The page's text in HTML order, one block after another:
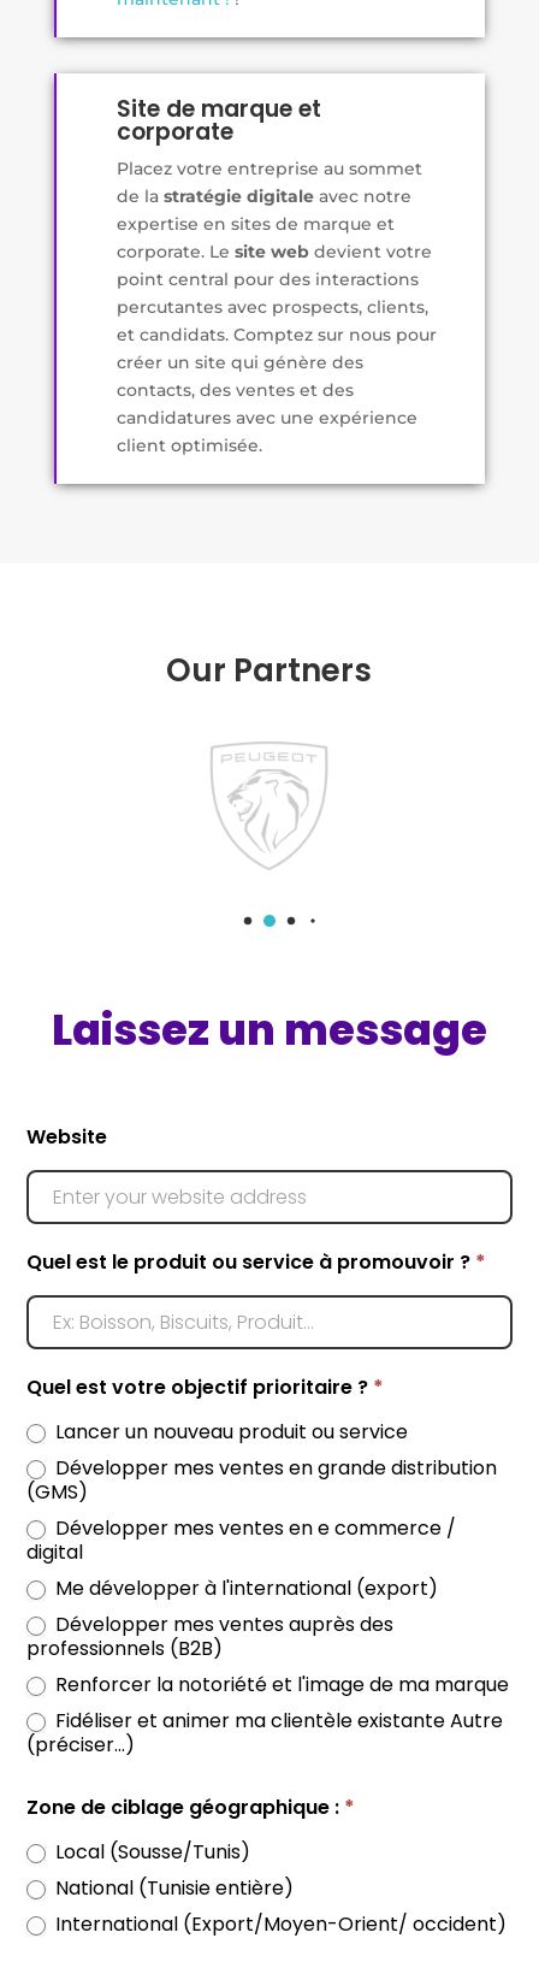
Site de marque et
corporate
Placez votre entreprise au sommet
de la stratégie digitaleavec notre
expertise en sites de marque et
corporate. Le site web devient votre
point central pour des interactions
percutantes avec prospects, clients,
et candidats. Comptez sur nous pour
créer un site qui génère des
contacts, des ventes et des
candidatures avec une expérience
client optimisée.
Our Partners
Laissez un message
Demander
evaluation
Website
Quel est le produit ou service à promouvoir ? *
Quel est votre objectif prioritaire ? *
Lancer un nouveau produit ou service
Développer mes ventes en grande distribution
(GMS)
Développer mes ventes en e commerce /
digital
Me développer à l'international (export)
Développer mes ventes auprès des
professionnels (B2B)
Renforcer la notoriété et l'image de ma marque
Fidéliser et animer ma clientèle existante Autre
(préciser…)
Zone de ciblage géographique : *
Local (Sousse/Tunis)
National (Tunisie entière)
International (Export/Moyen-Orient/ occident)